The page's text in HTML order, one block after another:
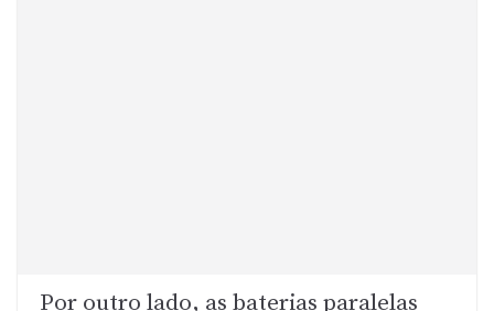
Por outro lado, as baterias paralelas